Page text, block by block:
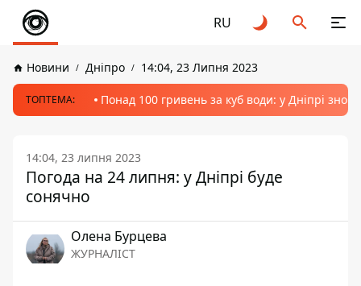
RU
Новини Дніпро 14:04, 23 Липня 2023
ТОПТЕМА: Понад 100 гривень за куб води: у Дніпрі
14:04, 23 липня 2023
Погода на 24 липня: у Дніпрі буде
сонячно
Олена Бурцева
ЖУРНАЛІСТ